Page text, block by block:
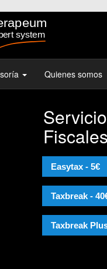
Quienes somos
Easytax - 5€
Taxbreak -
Taxbreak